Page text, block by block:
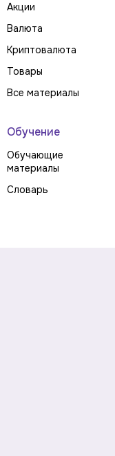
Акции
Валюта
Криптовалюта
Товары
Все материалы
Обучение
Обучающие
материалы
Словарь